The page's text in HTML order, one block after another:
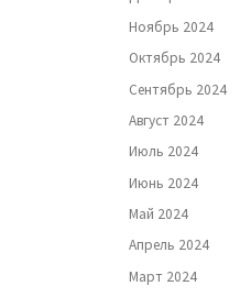
Ноябрь 2024
Октябрь 2024
Сентябрь 2024
Август 2024
Июль 2024
Июнь 2024
Май 2024
Апрель 2024
Март 2024